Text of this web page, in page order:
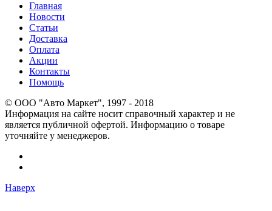
Главная
Новости
Статьи
Доставка
Оплата
Акции
Контакты
Помощь
© OOO "Авто Маркет", 1997 - 2018
Информация на сайте носит справочный характер и не
является публичной офертой. Информацию о товаре
уточняйте у менеджеров.
Наверх